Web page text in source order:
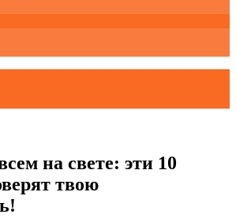
на свете: эти 10
твою